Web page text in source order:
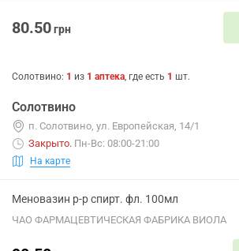
80.50грн
Солотвино: 1 из 1 аптека, где есть 1 шт.
Солотвино
п. Солотвино, ул. Европейская, 14/1
Закрыто. Пн-Вс: 08:00-21:00
На карте
Меновазин р-р спирт. фл. 100мл
ЧАО ФАРМАЦЕВТИЧЕСКАЯ ФАБРИКА ВИОЛА